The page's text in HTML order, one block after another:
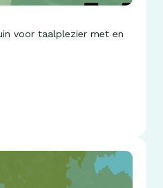
voor taalplezier met en